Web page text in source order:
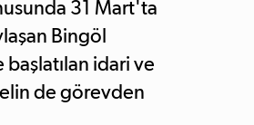
31 Mart'ta
Bingöl
başlatılan idari ve
de görevden